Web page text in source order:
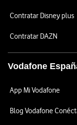
Contratar Disney plus
Contratar DAZN
Vodafone
App Mi Vodafone
Blog Vodafone